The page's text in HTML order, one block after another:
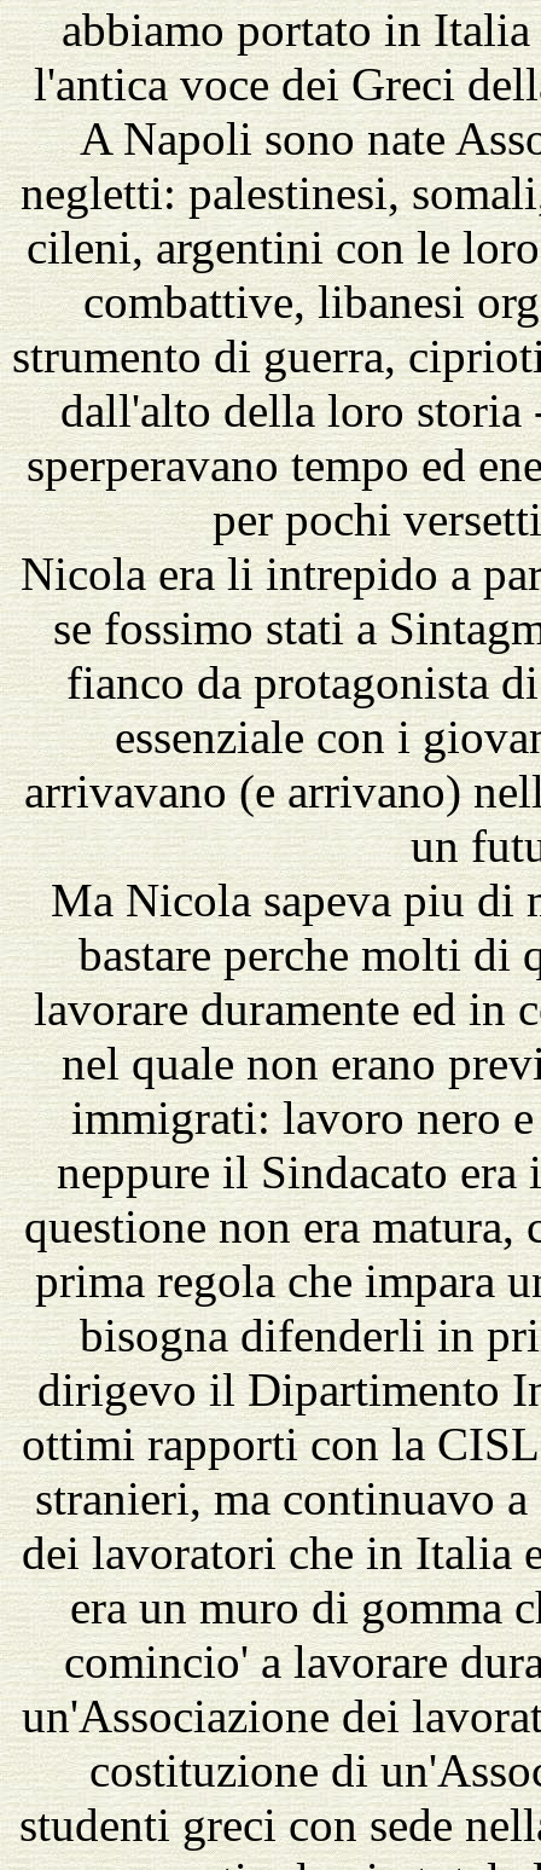
abbiamo portato in
l'antica voce dei Greci
A Napoli sono nate
negletti: palestinesi,
cileni, argentini con le
combattive, libanesi
strumento di guerra,
dall'alto della loro storia
sperperavano tempo ed
per pochi
Nicola era li intrepido a
se fossimo stati a
fianco da protagonista
essenziale con i
arrivavano (e arrivano)
un
Ma Nicola sapeva piu di
bastare perche molti di
lavorare duramente ed in
nel quale non erano
immigrati: lavoro nero
neppure il Sindacato
questione non era matura,
prima regola che impara
bisogna difenderli in
dirigevo il Dipartimento
ottimi rapporti con la
stranieri, ma continuavo
dei lavoratori che in Italia
era un muro di gomma
comincio' a lavorare
un'Associazione dei
costituzione di
studenti greci con sede